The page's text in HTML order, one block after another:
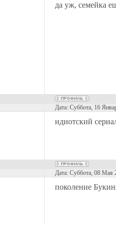
да уж, семейка
Дата: Суббота, 16
идиотский
Дата: Суббота, 08 Мая
поколение